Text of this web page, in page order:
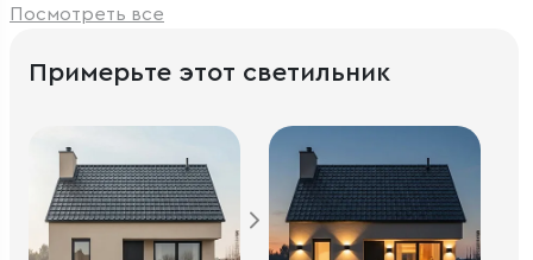
Посмотреть все
Примерьте этот светильник